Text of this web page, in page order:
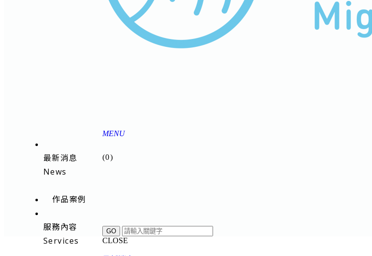
最新消息
News
作品案例
服務內容
Services
MENU
(0)
CLOSE